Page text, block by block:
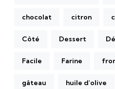
chocolat citron
Côté Dessert
Facile Farine
gâteau huile d'olive